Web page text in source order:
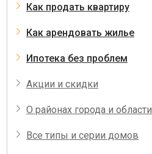
Как продать квартиру
Как арендовать жилье
Ипотека без проблем
Акции и скидки
О районах города и области
Все типы и серии домов